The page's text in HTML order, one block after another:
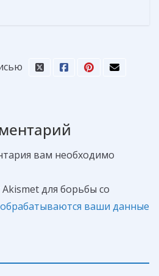
вам необходимо
для борьбы со
ваши данные